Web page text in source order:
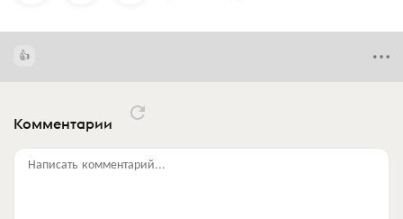
Комментарии
Написать комментарий...